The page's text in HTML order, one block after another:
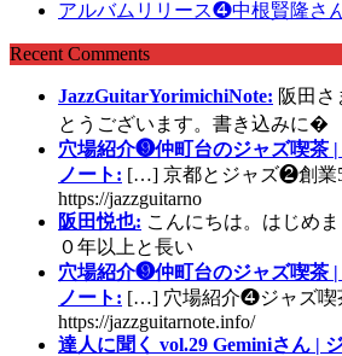
アルバムリリース❹中根賢隆さ
Recent Comments
JazzGuitarYorimichiNote: 阪田
とうございます。書き込みに�
穴場紹介❾仲町台のジャズ喫茶
ノート: […] 京都とジャズ❷創業
https://jazzguitarno
阪田悦也: こんにちは。はじめ
０年以上と長い
穴場紹介❾仲町台のジャズ喫茶
ノート: […] 穴場紹介❹ジャズ喫
https://jazzguitarnote.info/
達人に聞く vol.29 Geminiさん |